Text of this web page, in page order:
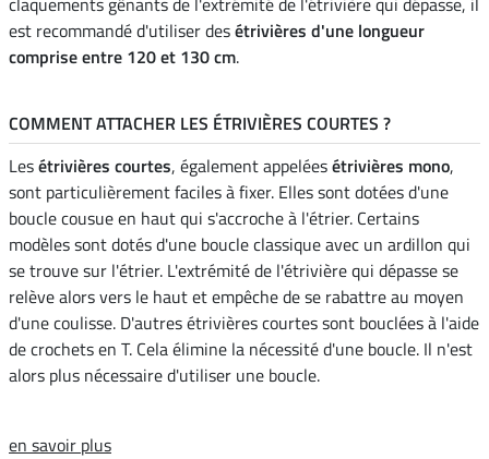
est recommandé d'utiliser desétrivières d'une longueur
comprise entre 120 et 130 cm.
COMMENT ATTACHER LES ÉTRIVIÈRES COURTES ?
Lesétrivières courtes, également appeléesétrivières mono,
sont particulièrement faciles à fixer. Elles sont dotées d'une
boucle cousue en haut qui s'accroche à l'étrier. Certains
modèles sont dotés d'une boucle classique avec un ardillon qui
se trouve sur l'étrier. L'extrémité de l'étrivière qui dépasse se
relève alors vers le haut et empêche de se rabattre au moyen
d'une coulisse. D'autres étrivières courtes sont bouclées à l'aide
de crochets en T. Cela élimine la nécessité d'une boucle. Il n'est
alors plus nécessaire d'utiliser une boucle.
en savoir plus